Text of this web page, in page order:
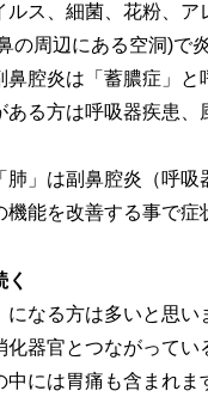
ルス、細菌、花粉、ア
の周辺にある空洞)で
鼻腔炎は「蓄膿症」と
ある方は呼吸器疾患、
肺」は副鼻腔炎（呼吸
能を改善する事で症
になる方は多いと思い
化器官とつながってい
中には胃痛も含まれま